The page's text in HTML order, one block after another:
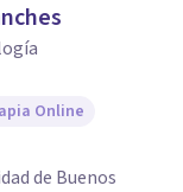
Online
de Buenos